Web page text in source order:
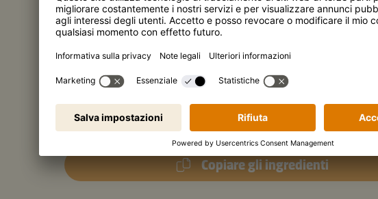
80 g
di feta
1
spicchio d'aglio, tritato finemente
½ cucchiaio
di semi di sesamo bianco
20 g
di noci
Copiare gli ingredienti